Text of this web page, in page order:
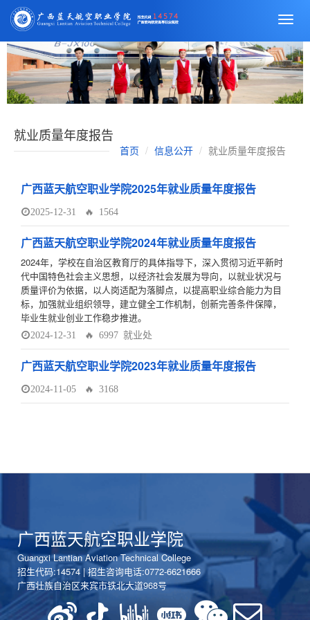
切
导
航
就业质量年度报告
首页 信息公开 就业质量年度报告
广西蓝天航空职业学院2025年就业质量年度报告
2025-12-31 🔥 1564
广西蓝天航空职业学院2024年就业质量年度报告
2024年，学校在自治区教育厅的具体指导下，深入贯彻习近平新时
代中国特色社会主义思想，以经济社会发展为导向，以就业状况与
质量评价为依据，以人岗适配为落脚点，以提高职业综合能力为目
标，加强就业组织领导，建立健全工作机制，创新完善条件保障，
毕业生就业创业工作稳步推进。
2024-12-31 🔥 6997 就业处
广西蓝天航空职业学院2023年就业质量年度报告
2024-11-05 🔥 3168
广西蓝天航空职业学院
Guangxi Lantian Aviation Technical College
招生代码:14574 | 招生咨询电话:0772-6621666
广西壮族自治区来宾市铁北大道968号